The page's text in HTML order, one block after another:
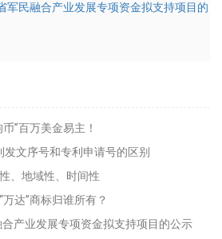
军民融合产业发展专项资金拟支持项目的
”百万美金易主！
文序号和专利申请号的区别
、地域性、时间性
达”商标归谁所有？
产业发展专项资金拟支持项目的公示